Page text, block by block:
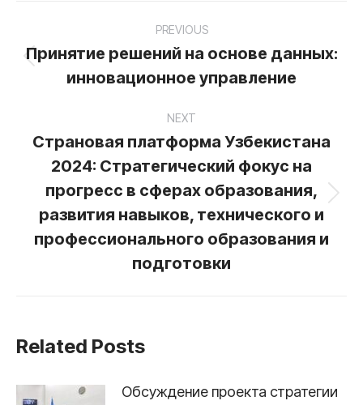
navigation
PREVIOUS
post:
Принятие решений на основе данных:
инновационное управление
NEXT
post:
Страновая платформа Узбекистана
2024: Стратегический фокус на
прогресс в сферах образования,
развития навыков, технического и
профессионального образования и
подготовки
Related Posts
Обсуждение проекта стратегии